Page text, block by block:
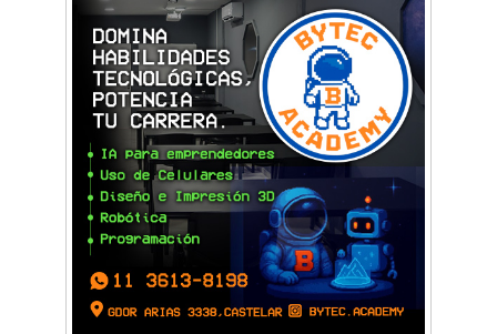
Vuelve la expo Morón Se Muestra: dos días
para conocer lo que se produce en el distrito
Historias con Toque Venezolano: Tequeños, la
esencia del sabor y la alegría en un bocado
Build With AI: Google Developer Groups
Castelar llevó charlas de IA a BYTEC
Lunettes de vegetales y corazón de
mozzarella: El paso a paso para una pasta de
Una organización en expansión: Pamela